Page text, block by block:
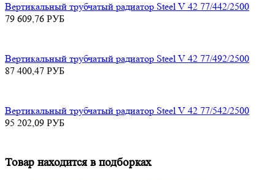
Вертикальный трубчатый радиатор Steel V 42 77/442/2500
79 609,76 РУБ
Вертикальный трубчатый радиатор Steel V 42 77/492/2500
87 400,47 РУБ
Вертикальный трубчатый радиатор Steel V 42 77/542/2500
95 202,09 РУБ
Товар находится в подборках